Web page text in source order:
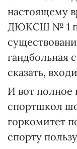
настоящему
ДЮКСШ № 1
гандбольная
сказать,
И вот полное
спортшкол
горкомитет
спорту